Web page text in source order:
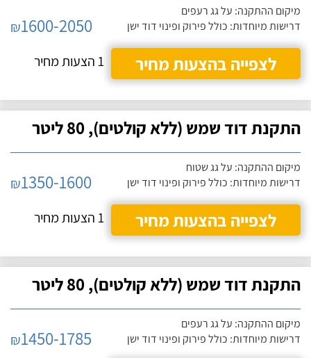
מיקום ההתקנה: על גג רעפים
דרישות מיוחדות: כולל פירוק ופינוי דוד ישן
₪1600-2050
לצפייה בהצעות מחיר
1 הצעות מחיר
התקנת דוד שמש (ללא קולטים), 80 ליטר
מיקום ההתקנה: על גג שטוח
דרישות מיוחדות: כולל פירוק ופינוי דוד ישן
₪1350-1600
לצפייה בהצעות מחיר
1 הצעות מחיר
התקנת דוד שמש (ללא קולטים), 80 ליטר
מיקום ההתקנה: על גג רעפים
דרישות מיוחדות: כולל פירוק ופינוי דוד ישן
₪1450-1785